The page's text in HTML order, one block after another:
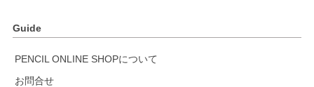
Guide
PENCIL ONLINE SHOPについて
お問合せ